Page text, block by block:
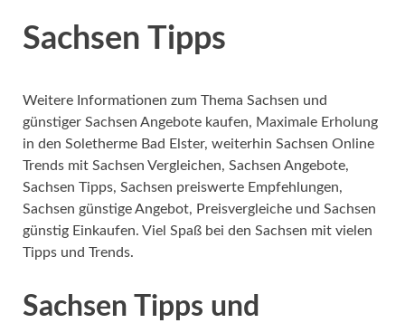
Sachsen Tipps
Weitere Informationen zum Thema Sachsen und
günstiger Sachsen Angebote kaufen, Maximale Erholung
in den Soletherme Bad Elster, weiterhin Sachsen Online
Trends mit Sachsen Vergleichen, Sachsen Angebote,
Sachsen Tipps, Sachsen preiswerte Empfehlungen,
Sachsen günstige Angebot, Preisvergleiche und Sachsen
günstig Einkaufen. Viel Spaß bei den Sachsen mit vielen
Tipps und Trends.
Sachsen Tipps und